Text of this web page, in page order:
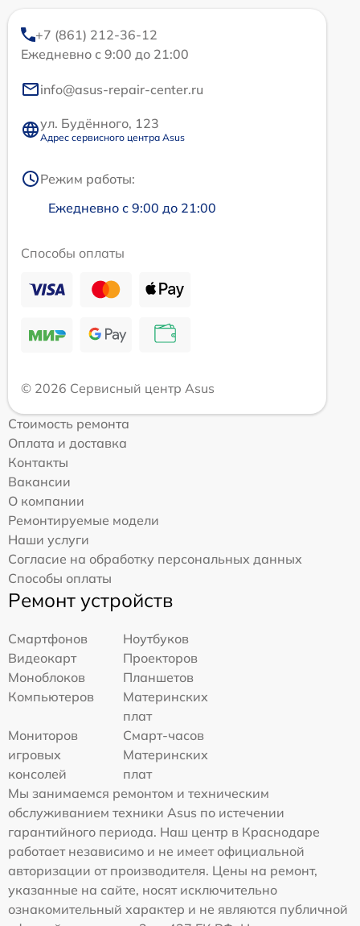
+7 (861) 212-36-12
Ежедневно с 9:00 до 21:00
info@asus-repair-center.ru
ул. Будённого, 123
Адрес сервисного центра Asus
Режим работы:
Ежедневно с 9:00 до 21:00
Способы оплаты
© 2026 Сервисный центр Asus
Стоимость ремонта
Оплата и доставка
Контакты
Вакансии
О компании
Ремонтируемые модели
Наши услуги
Согласие на обработку персональных данных
Способы оплаты
Ремонт устройств
Смартфонов
Ноутбуков
Видеокарт
Проекторов
Моноблоков
Планшетов
Компьютеров
Материнских
плат
Мониторов
Смарт-часов
игровых
консолей
Материнских
плат
Мы занимаемся ремонтом и техническим
обслуживанием техники Asus по истечении
гарантийного периода. Наш центр в Краснодаре
работает независимо и не имеет официальной
авторизации от производителя. Цены на ремонт,
указанные на сайте, носят исключительно
ознакомительный характер и не являются публичной